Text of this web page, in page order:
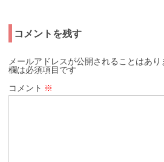
コメントを残す
メールアドレスが公開されることはあり
欄は必須項目です
コメント ※